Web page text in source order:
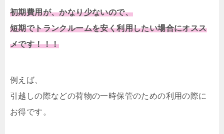
初期費用が、かなり少ないので、
短期でトランクルームを安く利用したい場合にオスス
メです！！！
例えば、
引越しの際などの荷物の一時保管のための利用の際に
お得です。